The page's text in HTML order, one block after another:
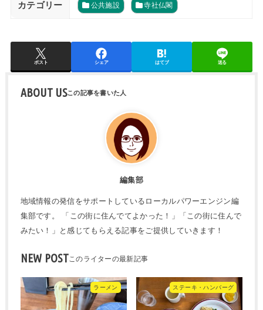
カテゴリー 公共施設 寺社仏閣
ポスト シェア はてブ 送る
ABOUT US
編集部
地域情報の発信をサポートしているローカルパワーエンジン編
集部です。 「この街に住んでてよかった！」「この街に住んで
みたい！」と感じてもらえる記事をご提供していきます！
NEW POST
ラーメン ステーキ・ハンバーグ